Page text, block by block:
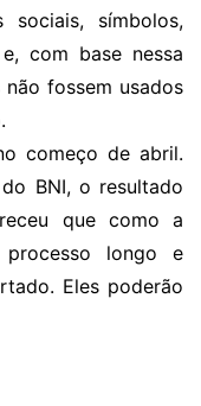
símbolos,
com base nessa
fossem usados
começo de abril.
BNI, o resultado
que como a
longo e
Eles poderão